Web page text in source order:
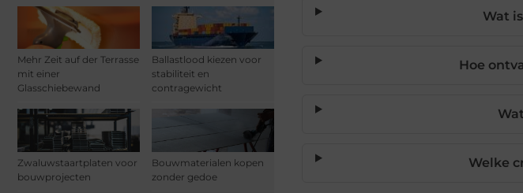
Mehr Zeit auf der Terrasse
mit einer
Glasschiebewand
Ballastlood kiezen voor
stabiliteit en
contragewicht
Zwaluwstaartplaten voor
bouwprojecten
Bouwmaterialen kopen
zonder gedoe
Wat
Hoe
Welke